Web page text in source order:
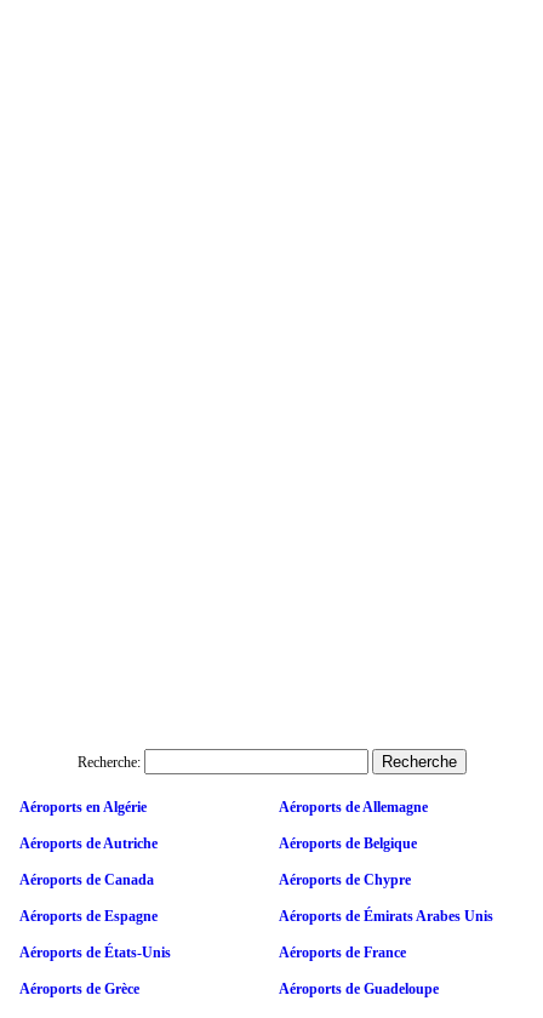
Recherche:
Aéroports en Algérie Aéroports de Allemagne
Aéroports de Autriche Aéroports de Belgique
Aéroports de Canada Aéroports de Chypre
Aéroports de Espagne Aéroports de Émirats Arabes Unis
Aéroports de États-Unis Aéroports de France
Aéroports de Grèce Aéroports de Guadeloupe